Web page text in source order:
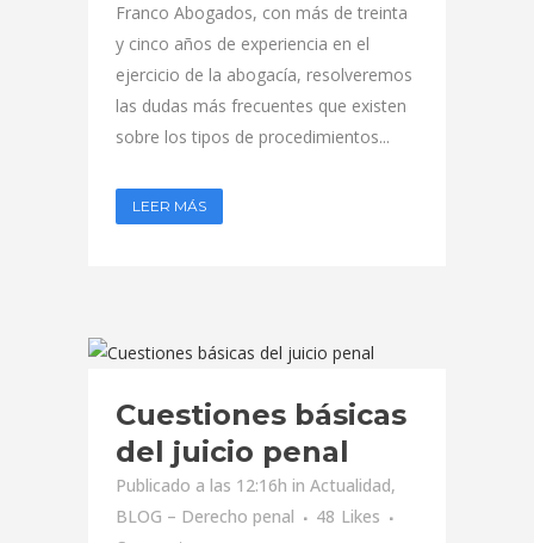
Franco Abogados, con más de treinta
y cinco años de experiencia en el
ejercicio de la abogacía, resolveremos
las dudas más frecuentes que existen
sobre los tipos de procedimientos...
LEER MÁS
Cuestiones básicas
del juicio penal
Publicado a las 12:16h in Actualidad,
BLOG – Derecho penal
48 Likes